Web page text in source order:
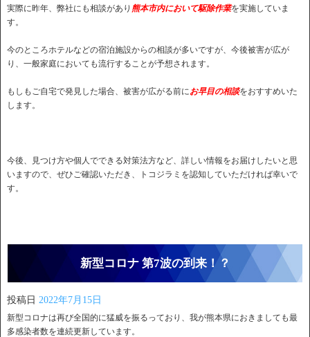
実際に昨年、弊社にも相談があり 熊本市内において駆除作業を実施していま
す。
今のところホテルなどの宿泊施設からの相談が多いですが、今後被害が広が
り、一般家庭においても流行することが予想されます。
もしもご自宅で発見した場合、被害が広がる前にお早目の相談をおすすめいた
します。
今後、見つけ方や個人でできる対策法方など、詳しい情報をお届けしたいと思
いますので、ぜひご確認いただき、トコジラミを認知していただければ幸いで
す。
新型コロナ 第7波の到来！？
投稿日 2022年7月15日
新型コロナは再び全国的に猛威を振るっており、我が熊本県におきましても最
多感染者数を連続更新しています。